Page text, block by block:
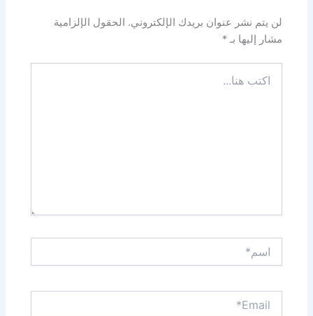
لن يتم نشر عنوان بريدك الإلكتروني. الحقول الإلزامية
مشار إليها بـ*
هنا...